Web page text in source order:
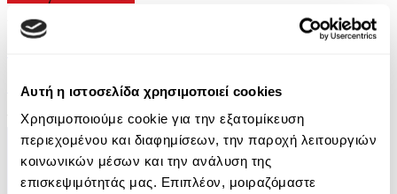
Αυτή η ιστοσελίδα χρησιμοποιεί cookies
Χρησιμοποιούμε cookie για την εξατομίκευση
περιεχομένου και διαφημίσεων, την παροχή λειτουργιών
κοινωνικών μέσων και την ανάλυση της
επισκεψιμότητάς μας. Επιπλέον, μοιραζόμαστε
Audiobook
Ελένη Καπλάνη
13.59€ 6.79€ (-50%)